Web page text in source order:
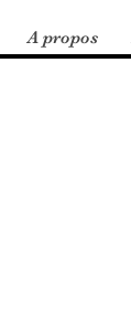
A propos